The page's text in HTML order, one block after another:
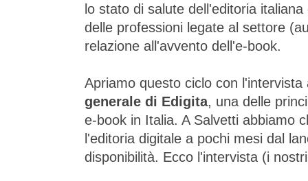
lo stato di salute dell'editoria
delle professioni legate al settore
relazione all'avvento dell'e-book.
Apriamo questo ciclo con
generale di Edigita, una delle
e-book in Italia. A Salvetti abbiamo
l'editoria digitale a pochi mesi dal
disponibilità. Ecco l'intervista (i